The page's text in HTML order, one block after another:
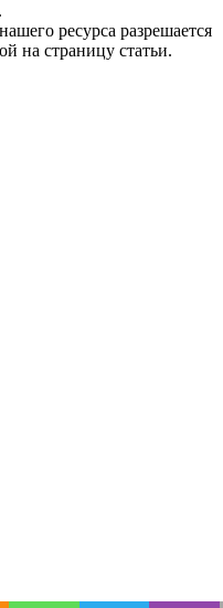
.
ресурса разрешается
на страницу статьи.